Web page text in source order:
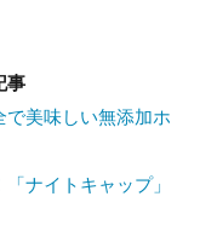
事
美味しい無添加ホ
ナイトキャップ」